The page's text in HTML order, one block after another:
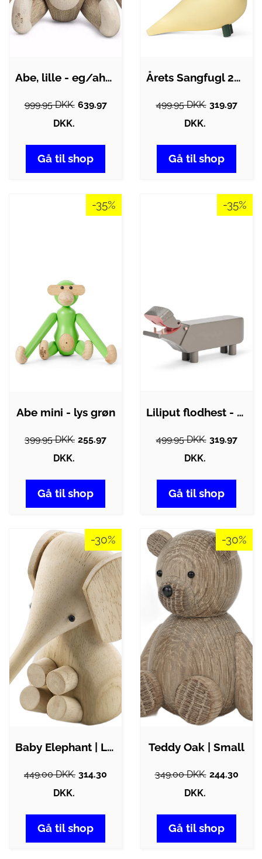
Abe, lille - eg/ahorn
999.95 DKK. 639.97
DKK.
Gå til shop
Årets Sangfugl 2025 - Bella
499.95 DKK. 319.97
DKK.
Gå til shop
-35%
Abe mini - lys grøn
399.95 DKK. 255.97
DKK.
Gå til shop
-35%
Liliput flodhest - grå
499.95 DKK. 319.97
DKK.
Gå til shop
-30%
Baby Elephant | Light
449.00 DKK. 314.30
DKK.
Gå til shop
-30%
Teddy Oak | Small
349.00 DKK. 244.30
DKK.
Gå til shop